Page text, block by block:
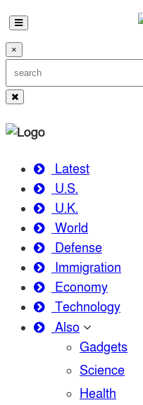
×
Latest
U.S.
U.K.
World
Defense
Immigration
Economy
Technology
Also
Gadgets
Science
Health